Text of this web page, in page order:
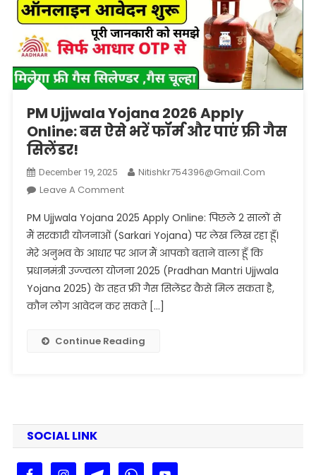
PM Ujjwala Yojana 2026 Apply
Online: बस ऐसे भरें फॉर्म और पाएं फ्री गैस
सिलेंडर!
December 19, 2025
Nitishkr754396@gmail.com
Leave A CommentOn
Ujjwala
Yojana
2026
Apply
Online:
बस
भरें
PM Ujjwala Yojana 2025 Apply Online: पिछले 2 सालों से
मैं सरकारी योजनाओं (Sarkari Yojana) पर लेख लिख रहा हूँ।
मेरे अनुभव के आधार पर आज मैं आपको बताने वाला हूँ कि
प्रधानमंत्री उज्ज्वला योजना 2025 (Pradhan Mantri Ujjwala
Yojana 2025) के तहत फ्री गैस सिलेंडर कैसे मिल सकता है,
कौन लोग आवेदन कर सकते […]
Continue Reading
SOCIAL LINK